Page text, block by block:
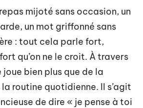
mijoté sans occasion, un
un mot griffonné sans
: tout cela parle fort,
qu’on ne le croit. À travers
joue bien plus que de la
routine quotidienne. Il s’agit
de dire « je pense à toi